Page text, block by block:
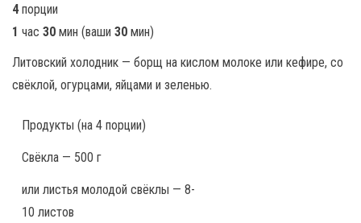
4 порции
1 час 30 мин (ваши 30 мин)
Литовский холодник — борщ на кислом молоке или кефире, со
свёклой, огурцами, яйцами и зеленью.
Продукты (на 4 порции)
Свёкла — 500 г
или листья молодой свёклы — 8-
10 листов